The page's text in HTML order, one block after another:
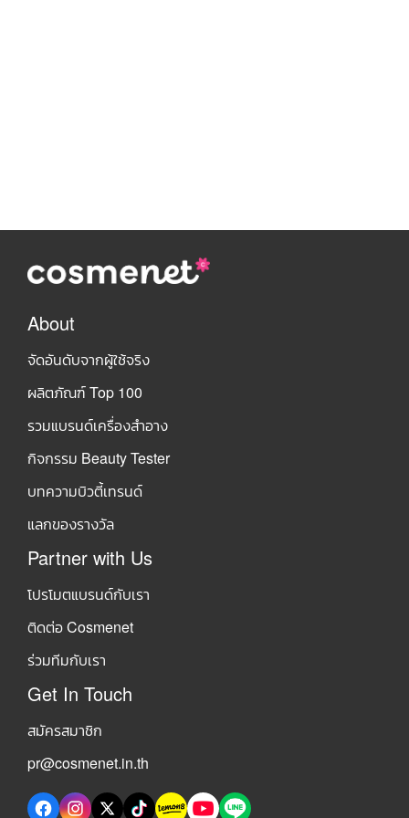
About
จัดอันดับจากผู้ใช้จริง
ผลิตภัณฑ์ Top 100
รวมแบรนด์เครื่องสำอาง
กิจกรรม Beauty Tester
บทความบิวตี้เทรนด์
แลกของรางวัล
Partner with Us
โปรโมตแบรนด์กับเรา
ติดต่อ Cosmenet
ร่วมทีมกับเรา
Get In Touch
สมัครสมาชิก
pr@cosmenet.in.th